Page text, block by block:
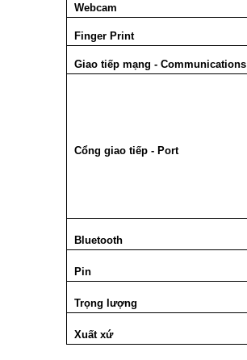
Webcam
Finger Print
Giao tiếp mạng - Communications
Cổng giao tiếp - Port
Bluetooth
Pin
Trọng lượng
Xuất xứ